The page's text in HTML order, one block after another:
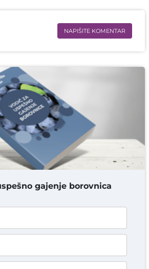
NAPIŠITE KOMENTAR
KOMENTAR
gajenje borovnica